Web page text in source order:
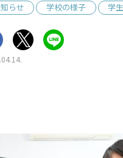
らせ 学校の様子 学